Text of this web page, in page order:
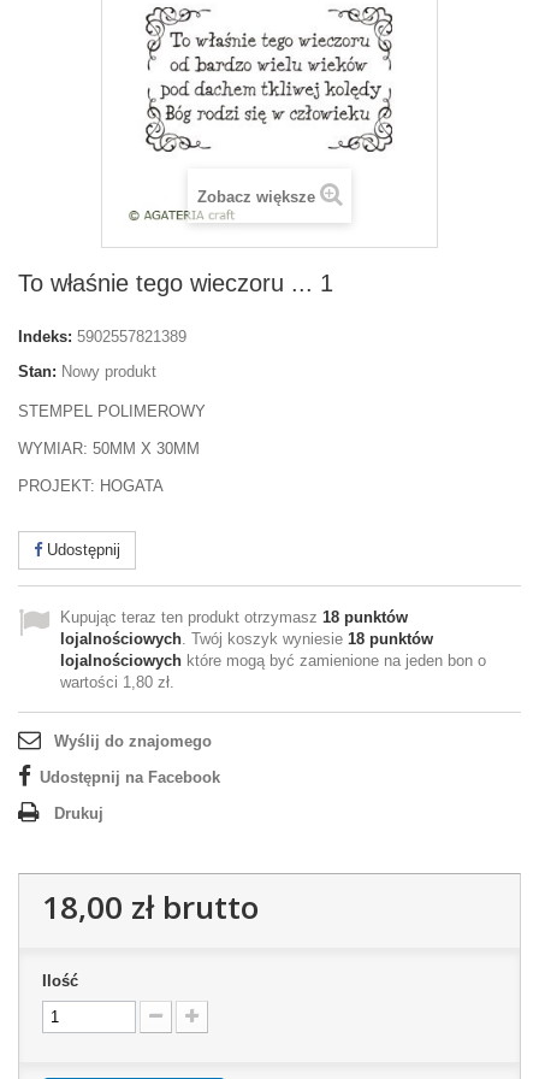
Zobacz większe
To właśnie tego wieczoru ... 1
Indeks: 5902557821389
Stan: Nowy produkt
STEMPEL POLIMEROWY
WYMIAR: 50MM X 30MM
PROJEKT: HOGATA
Udostępnij
Kupując teraz ten produkt otrzymasz 18 punktów
lojalnościowych. Twój koszyk wyniesie 18 punktów
lojalnościowych które mogą być zamienione na jeden bon o
wartości 1,80 zł.
Wyślij do znajomego
Udostępnij na Facebook
Drukuj
18,00 złbrutto
Ilość